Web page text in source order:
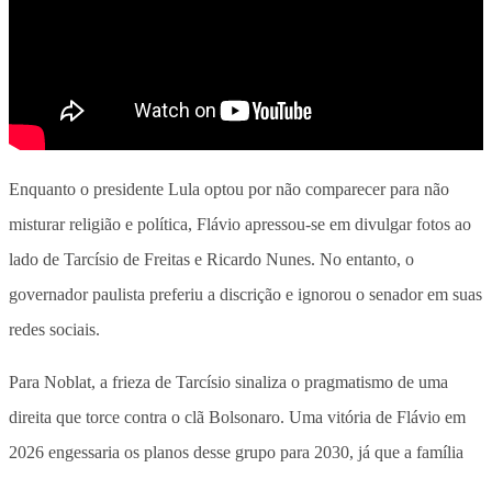
Enquanto o presidente Lula optou por não comparecer para não
misturar religião e política, Flávio apressou-se em divulgar fotos ao
lado de Tarcísio de Freitas e Ricardo Nunes. No entanto, o
governador paulista preferiu a discrição e ignorou o senador em suas
redes sociais.
Para Noblat, a frieza de Tarcísio sinaliza o pragmatismo de uma
direita que torce contra o clã Bolsonaro. Uma vitória de Flávio em
2026 engessaria os planos desse grupo para 2030, já que a família